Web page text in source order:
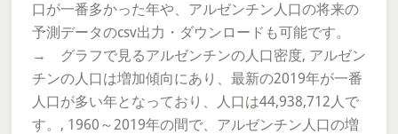
口が一番多かった年や、アルゼンチン人口の将来の
予測データのcsv出力・ダウンロードも可能です。
→ グラフで見るアルゼンチンの人口密度, アルゼン
チンの人口は増加傾向にあり、最新の2019年が一番
人口が多い年となっており、人口は44,938,712人で
す。, 1960～2019年の間で、アルゼンチン人口の増